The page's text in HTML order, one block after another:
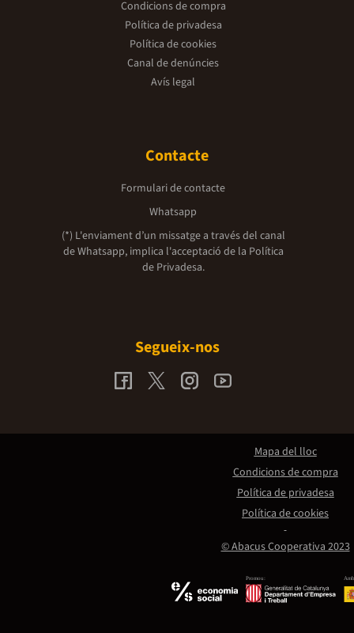
Condicions de compra
Política de privadesa
Política de cookies
Canal de denúncies
Avís legal
Contacte
Formulari de contacte
Whatsapp
(*) L'enviament d’un missatge a través del canal
de Whatsapp, implica l'acceptació de la Política
de Privadesa.
Segueix-nos
Promou:
© Abacus Cooperativa 2023
Mapa del lloc
Condicions de compra
Política de privadesa
Política de cookies